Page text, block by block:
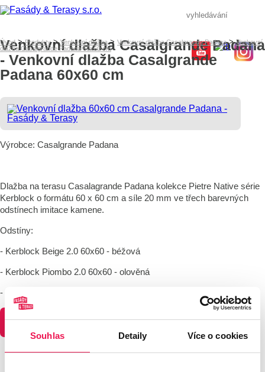
Souhlas Detaily Více o cookies
Úvod>Produkty>Venkovní dlažba> Venkovní dlažba Casalgrande Padana>Venkovní
dlažba Casalgrande Padana 60x60 cm
Venkovní dlažba Casalgrande Padana
- Venkovní dlažba Casalgrande
Padana 60x60 cm
Výrobce: Casalgrande Padana
Dlažba na terasu Casalagrande Padana kolekce Pietre Native série
Kerblock o formátu 60 x 60 cm a síle 20 mm ve třech barevných
odstínech imitace kamene.
Odstíny:
- Kerblock Beige 2.0 60x60 - béžová
- Kerblock Piombo 2.0 60x60 - olověná
- Kerblock Avorio 2.0 60x60 - slonová kost
POPTÁVKA